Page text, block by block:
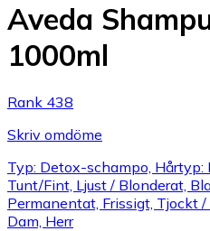
Aveda
1000ml
Rank 438
Skriv omdöme
Typ: Detox-schampo, Hårtyp:
Tunt/Fint, Ljust / Blonderat,
Permanentat, Frissigt, Tjockt
Dam, Herr